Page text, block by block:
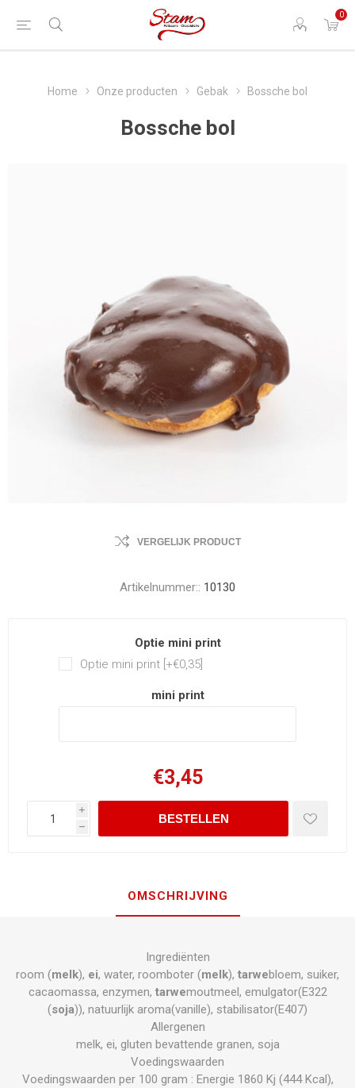
0
Home Onze producten Gebak Bossche bol
Bossche bol
VERGELIJK PRODUCT
Artikelnummer:: 10130
Optie mini print
Optie mini print [+€0,35]
mini print
€3,45
i
h
OMSCHRIJVING
Ingrediënten
room (melk), ei, water, roomboter (melk), tarwebloem, suiker,
cacaomassa, enzymen, tarwemoutmeel, emulgator(E322
(soja)), natuurlijk aroma(vanille), stabilisator(E407)
Allergenen
melk, ei, gluten bevattende granen, soja
Voedingswaarden
Voedingswaarden per 100 gram : Energie 1860 Kj (444 Kcal),